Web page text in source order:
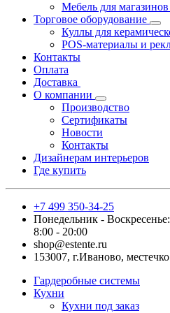
Мебель для
Торговое оборудование
Куллы для
POS-материалы и
Контакты
Оплата
Доставка
О компании
Производство
Сертификаты
Новости
Контакты
Дизайнерам интерьеров
Где купить
+7 499 350-34-25
Понедельник - Воскресенье:
8:00 - 20:00
shop@estente.ru
153007, г.Иваново,
Гардеробные системы
Кухни
Кухни под заказ